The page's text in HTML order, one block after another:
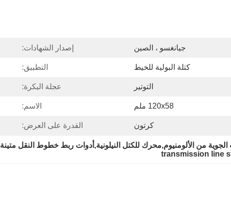
جيانغسو ، الصين إصدار الشهادات:
كتلة البولية للخيط التطبيق:
التوتير عجلة البكرة:
120x58 ملم الاسم:
كرتون القدرة على العرض:
من الألومنيوم,محرك للكتل النيلونية,أدوات ربط خطوط النقل متينة
transmission line